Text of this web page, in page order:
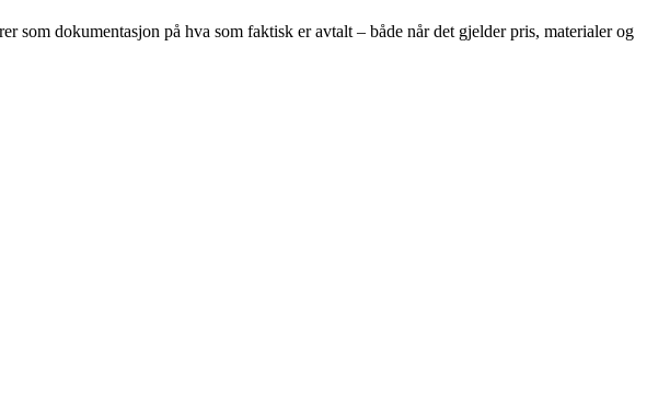
dokumentasjon på hva som faktisk er avtalt – både når det gjelder pris, materialer og